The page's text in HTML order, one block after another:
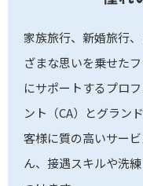
家族旅行、新婚旅行
ざまな思いを乗せた
にサポートするプロ
ント（CA）とグラン
客様に質の高いサー
ん、接遇スキルや洗